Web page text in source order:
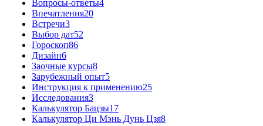
Вопросы-ответы4
Впечатления20
Встречи3
Выбор дат52
Гороскоп86
Дизайн6
Заочные курсы8
Зарубежный опыт5
Инструкция к применению25
Исследования3
Калькулятор Бацзы17
Калькулятор Ци Мэнь Дунь Цзя8